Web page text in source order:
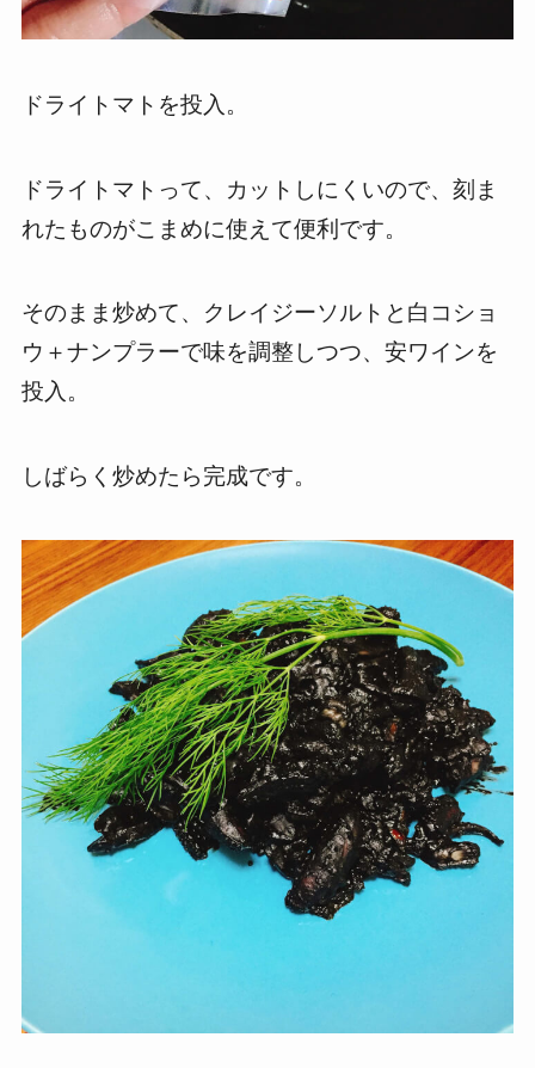
ドライトマトを投入。
ドライトマトって、カットしにくいので、刻ま
れたものがこまめに使えて便利です。
そのまま炒めて、クレイジーソルトと白コショ
ウ＋ナンプラーで味を調整しつつ、安ワインを
投入。
しばらく炒めたら完成です。